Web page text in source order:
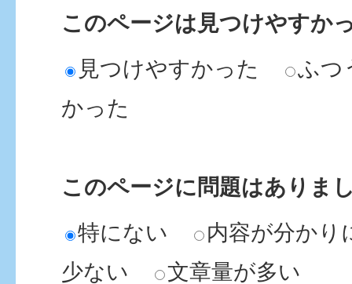
このページは見つけやすか
見つけやすかった
ふつ
かった
このページに問題はありま
特にない
内容が分かり
少ない
文章量が多い